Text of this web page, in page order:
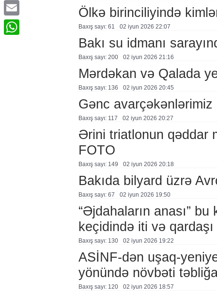
Ölkə birinciliyində
Baxış sayı: 61 02 i̇yun 2026 22:07
Bakı su idmanı
Baxış sayı: 200 02 i̇yun 2026 21:16
Mərdəkan və Qalada
Baxış sayı: 136 02 i̇yun 2026 20:45
Gənc avarçəkənlərimiz
Baxış sayı: 117 02 i̇yun 2026 20:27
Ərini triatlonun qəddar
FOTO
Baxış sayı: 149 02 i̇yun 2026 20:18
Bakıda bilyard üzrə
Baxış sayı: 67 02 i̇yun 2026 19:50
“Əjdahaların anası”
keçidində iti və
Baxış sayı: 130 02 i̇yun 2026 19:22
ASİNF-dən uşaq-
yönündə növbəti
Baxış sayı: 120 02 i̇yun 2026 18:57
Facebook
Email